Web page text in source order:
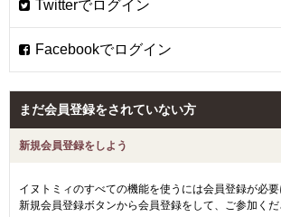
まだ会員登録をされていない方
新規会員登録をしよう
イヌトミィのすべての機能を使うには会員登録が必要
新規会員登録ボタンから会員登録をして、ご参加くだ